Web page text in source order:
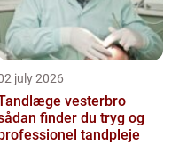
july 2026
vesterbro
finder du tryg og
tandpleje